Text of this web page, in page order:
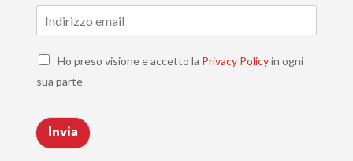
m
*
C
e
k
b
o
Ho preso visione e accetto la Privacy Policyin ogni
sua parte
Invia